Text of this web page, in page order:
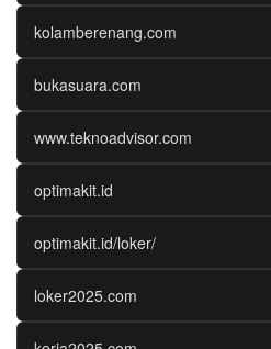
kolamberenang.com
bukasuara.com
www.teknoadvisor.com
optimakit.id
optimakit.id/loker/
loker2025.com